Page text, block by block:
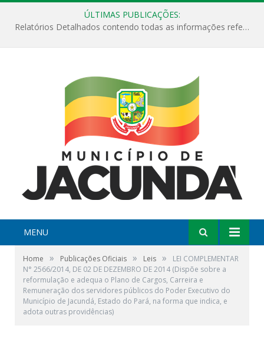
ÚLTIMAS PUBLICAÇÕES:
ESF Alto Paraíso é reinaugurada e passa a funcionar em horário estendido
MENU
Home » Publicações Oficiais » Leis »
LEI COMPLEMENTAR
N° 2566/2014, DE 02 DE DEZEMBRO DE 2014 (Dispõe sobre a
reformulação e adequa o Plano de Cargos, Carreira e
Remuneração dos servidores públicos do Poder Executivo do
Município de Jacundá, Estado do Pará, na forma que indica, e
adota outras providências)